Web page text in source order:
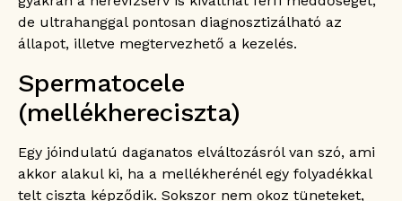
de ultrahanggal pontosan diagnosztizálható az
állapot, illetve megtervezhető a kezelés.
Spermatocele
(mellékhereciszta)
Egy jóindulatú daganatos elváltozásról van szó, ami
akkor alakul ki, ha a mellékherénél egy folyadékkal
telt ciszta képződik. Sokszor nem okoz tüneteket,